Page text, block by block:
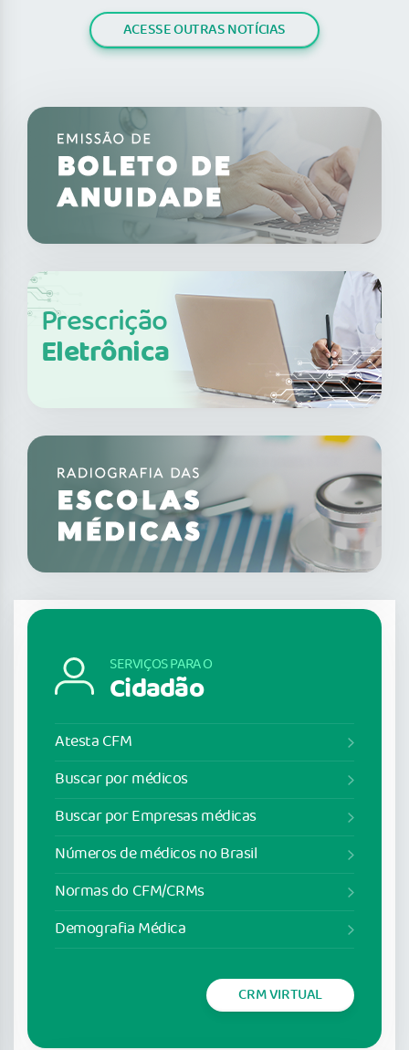
ACESSE OUTRAS NOTÍCIAS
Prescrição
Eletrônica
SERVIÇOS PARA O
Cidadão
Atesta CFM
Buscar por médicos
Buscar por Empresas médicas
Números de médicos no Brasil
Normas do CFM/CRMs
Demografia Médica
CRM VIRTUAL